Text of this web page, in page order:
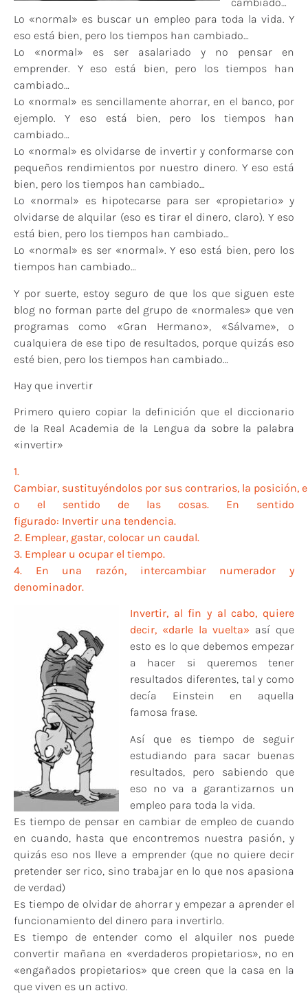
Lo «normal» es buscar un empleo para toda la vida. Y
eso está bien, pero los tiempos han cambiado…
Lo «normal» es ser asalariado y no pensar en
emprender. Y eso está bien, pero los tiempos han
cambiado…
Lo «normal» es sencillamente ahorrar, en el banco, por
ejemplo. Y eso está bien, pero los tiempos han
cambiado…
Lo «normal» es olvidarse de invertir y conformarse con
pequeños rendimientos por nuestro dinero. Y eso está
bien, pero los tiempos han cambiado…
Lo «normal» es hipotecarse para ser «propietario» y
olvidarse de alquilar (eso es tirar el dinero, claro). Y eso
está bien, pero los tiempos han cambiado…
Lo «normal» es ser «normal». Y eso está bien, pero los
tiempos han cambiado…
Y por suerte, estoy seguro de que los que siguen este
blog no forman parte del grupo de «normales» que ven
programas como «Gran Hermano», «Sálvame», o
cualquiera de ese tipo de resultados, porque quizás eso
esté bien, pero los tiempos han cambiado…
Hay que invertir
Primero quiero copiar la definición que el diccionario
de la Real Academia de la Lengua da sobre la palabra
«invertir»
1.
Cambiar, sustituyéndolos por sus contrarios, la posición,
o el sentido de las cosas. En sentido
figurado: Invertir una tendencia.
2. Emplear, gastar, colocar un caudal.
3. Emplear u ocupar el tiempo.
4. En una razón, intercambiar numerador y
denominador.
Invertir, al fin y al cabo, quiere
decir, «darle la vuelta» así que
esto es lo que debemos empezar
a hacer si queremos tener
resultados diferentes, tal y como
decía Einstein en aquella
famosa frase.
Así que es tiempo de seguir
estudiando para sacar buenas
resultados, pero sabiendo que
eso no va a garantizarnos un
empleo para toda la vida.
Es tiempo de pensar en cambiar de empleo de cuando
en cuando, hasta que encontremos nuestra pasión, y
quizás eso nos lleve a emprender (que no quiere decir
pretender ser rico, sino trabajar en lo que nos apasiona
de verdad)
Es tiempo de olvidar de ahorrar y empezar a aprender el
funcionamiento del dinero para invertirlo.
Es tiempo de entender como el alquiler nos puede
convertir mañana en «verdaderos propietarios», no en
«engañados propietarios» que creen que la casa en la
que viven es un activo.